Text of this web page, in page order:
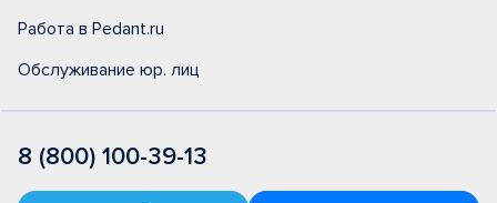
Работа в Pedant.ru
Обслуживание юр. лиц
8 (800) 100-39-13